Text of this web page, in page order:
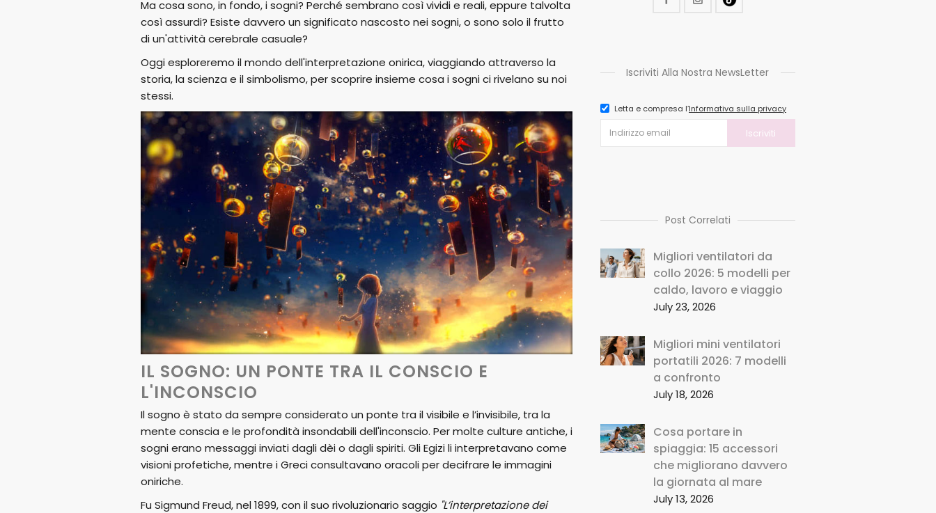
Ma cosa sono, in fondo, i sogni? Perché sembrano così vividi e reali, eppure talvolta
così assurdi? Esiste davvero un significato nascosto nei sogni, o sono solo il frutto
di un'attività cerebrale casuale?
Oggi esploreremo il mondo dell'interpretazione onirica, viaggiando attraverso la
storia, la scienza e il simbolismo, per scoprire insieme cosa i sogni ci rivelano su noi
stessi.
IL SOGNO: UN PONTE TRA IL CONSCIO E
L'INCONSCIO
Il sogno è stato da sempre considerato un ponte tra il visibile e l’invisibile, tra la
mente conscia e le profondità insondabili dell'inconscio. Per molte culture antiche, i
sogni erano messaggi inviati dagli dèi o dagli spiriti. Gli Egizi li interpretavano come
visioni profetiche, mentre i Greci consultavano oracoli per decifrare le immagini
oniriche.
Fu Sigmund Freud, nel 1899, con il suo rivoluzionario saggio "L’interpretazione dei
Iscriviti Alla Nostra NewsLetter
Letta e compresa l’Informativa sulla privacy
Post Correlati
Migliori ventilatori da
collo 2026: 5 modelli per
caldo, lavoro e viaggio
July 23, 2026
Migliori mini ventilatori
portatili 2026: 7 modelli
a confronto
July 18, 2026
Cosa portare in
spiaggia: 15 accessori
che migliorano davvero
la giornata al mare
July 13, 2026